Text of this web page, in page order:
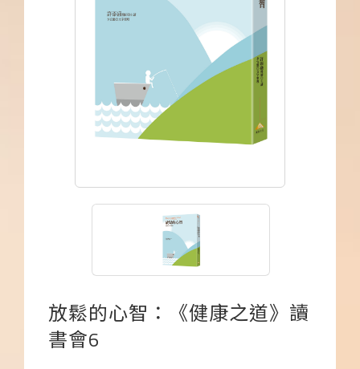
下載APP
放鬆的心智：《健康之道》讀
書會6